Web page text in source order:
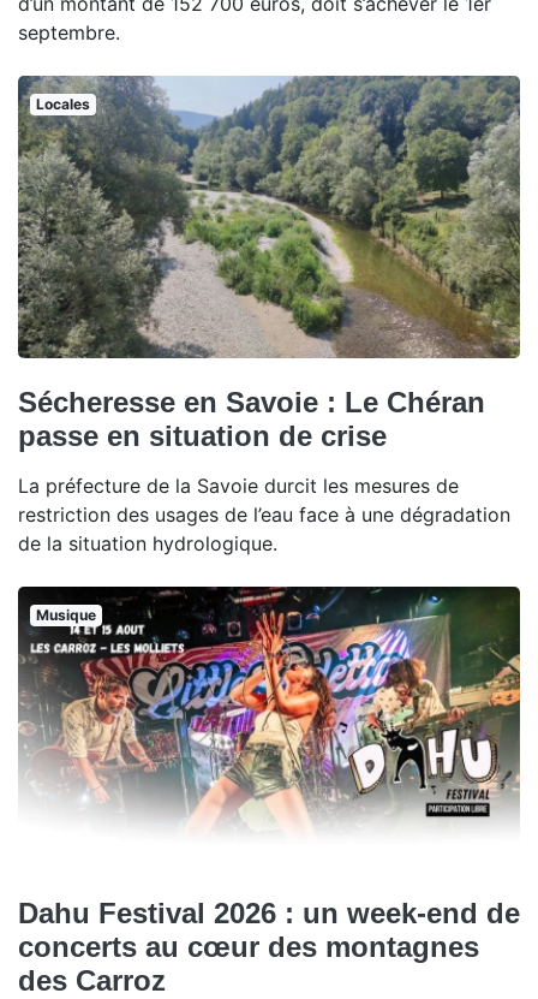
septembre.
Locales
Sécheresse en Savoie : Le Chéran
passe en situation de crise
La préfecture de la Savoie durcit les mesures de
restriction des usages de l’eau face à une dégradation
de la situation hydrologique.
Musique
Dahu Festival 2026 : un week-end de
concerts au cœur des montagnes
des Carroz